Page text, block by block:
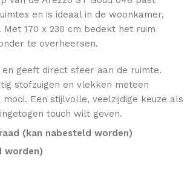
en is ideaal in de woonkamer,
170 x 230 cm bedekt het ruim
te overheersen.
geeft direct sfeer aan de ruimte.
stofzuigen en vlekken meteen
Een stijlvolle, veelzijdige keuze als
touch wilt geven.
(kan nabesteld worden)
worden)